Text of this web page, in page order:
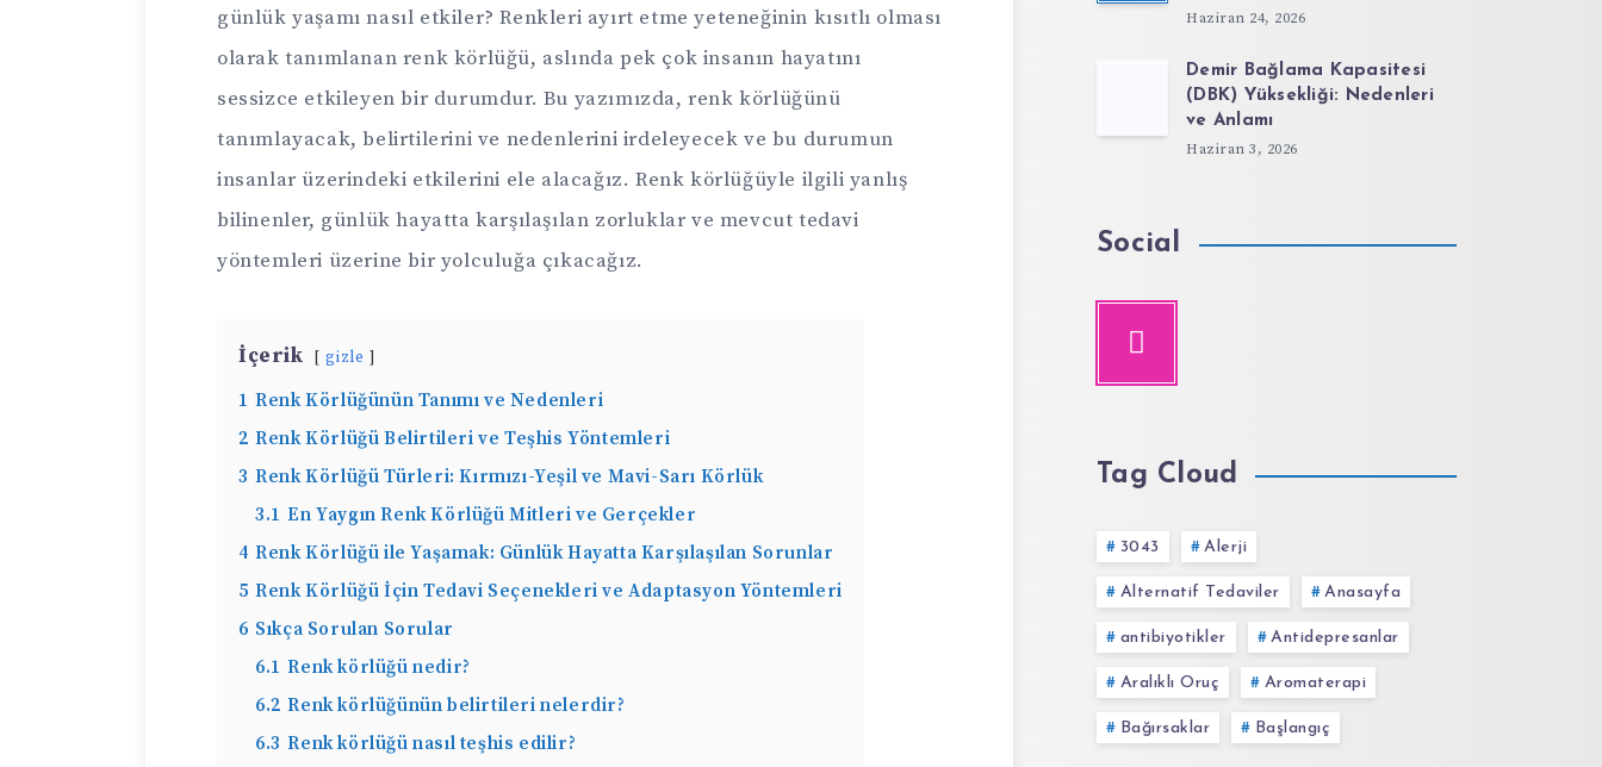
günlük yaşamı nasıl etkiler? Renkleri ayırt etme yeteneğinin kısıtlı olması
olarak tanımlanan renk körlüğü, aslında pek çok insanın hayatını
sessizce etkileyen bir durumdur. Bu yazımızda, renk körlüğünü
tanımlayacak, belirtilerini ve nedenlerini irdeleyecek ve bu durumun
insanlar üzerindeki etkilerini ele alacağız. Renk körlüğüyle ilgili yanlış
bilinenler, günlük hayatta karşılaşılan zorluklar ve mevcut tedavi
yöntemleri üzerine bir yolculuğa çıkacağız.
İçerik gizle
1 Renk Körlüğünün Tanımı ve Nedenleri
2 Renk Körlüğü Belirtileri ve Teşhis Yöntemleri
3 Renk Körlüğü Türleri: Kırmızı-Yeşil ve Mavi-Sarı Körlük
3.1 En Yaygın Renk Körlüğü Mitleri ve Gerçekler
4 Renk Körlüğü ile Yaşamak: Günlük Hayatta Karşılaşılan Sorunlar
5 Renk Körlüğü İçin Tedavi Seçenekleri ve Adaptasyon Yöntemleri
6 Sıkça Sorulan Sorular
6.1 Renk körlüğü nedir?
6.2 Renk körlüğünün belirtileri nelerdir?
6.3 Renk körlüğü nasıl teşhis edilir?
Haziran 24, 2026
Demir Bağlama Kapasitesi
(DBK) Yüksekliği: Nedenleri
ve Anlamı
Haziran 3, 2026
Social
Tag Cloud
3043 Alerji
Alternatif Tedaviler Anasayfa
antibiyotikler Antidepresanlar
Aralıklı Oruç Aromaterapi
Bağırsaklar Başlangıç